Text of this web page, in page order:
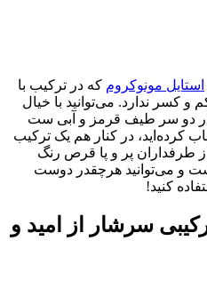
استایل مونوکروم که در ترکیب با
و کسر ندارد. می‌توانید با خیال
در دو سر طیف قرمز و آبی ست
کرده‌اید، در کنار هم یک ترکیب
طرفداران پر و پا قرص رنگ
و می‌توانید هرچقدر دوست
کنید!
سرشار از امید و